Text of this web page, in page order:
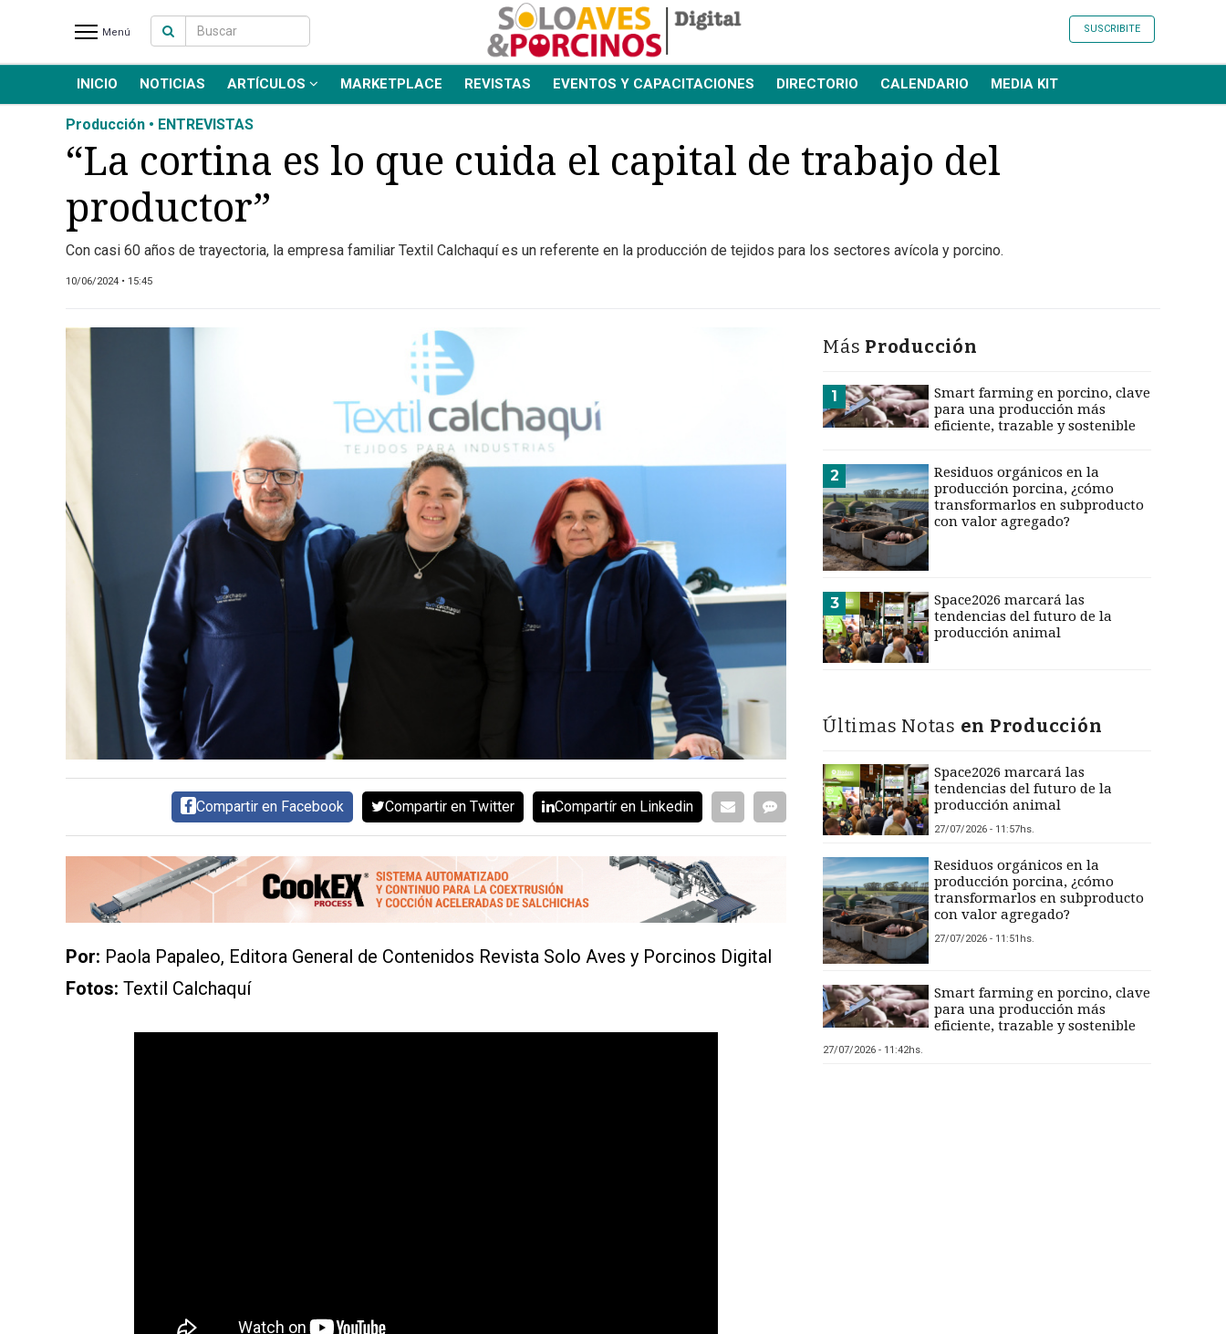
NOTICIAS RECIENTES
NOTICIAS
ARTÍCULOS
PRODUCCIÓN
PROCESO
PRODUCTO
NUEVOS PRODUCTOS
REVISTAS
TEMAS DESTACADOS
AVICULTURA
PRODUCCIÓN
TECNOLOGÍA
ARGENTINA
CONTÁCTENOS
POLÍTICAS
Menú SUSCRIBITE
INICIO NOTICIAS ARTÍCULOS MARKETPLACE REVISTAS EVENTOS Y CAPACITACIONES DIRECTORIO CALENDARIO MEDIA KIT
Producción • ENTREVISTAS
“La cortina es lo que cuida el capital de trabajo del
productor”
Con casi 60 años de trayectoria, la empresa familiar Textil Calchaquí es un referente en la producción de tejidos para los sectores avícola y porcino.
10/06/2024 • 15:45
Compartir en Facebook Compartir en Twitter Compartír en Linkedin
Por: Paola Papaleo, Editora General de Contenidos Revista Solo Aves y Porcinos Digital
Fotos: Textil Calchaquí
Más Producción
1
Smart farming en porcino, clave
para una producción más
eficiente, trazable y sostenible
2
Residuos orgánicos en la
producción porcina, ¿cómo
transformarlos en subproducto
con valor agregado?
3
Space2026 marcará las
tendencias del futuro de la
producción animal
Últimas Notas en Producción
Space2026 marcará las
tendencias del futuro de la
producción animal
27/07/2026 - 11:57hs.
Residuos orgánicos en la
producción porcina, ¿cómo
transformarlos en subproducto
con valor agregado?
27/07/2026 - 11:51hs.
Smart farming en porcino, clave
para una producción más
eficiente, trazable y sostenible
27/07/2026 - 11:42hs.